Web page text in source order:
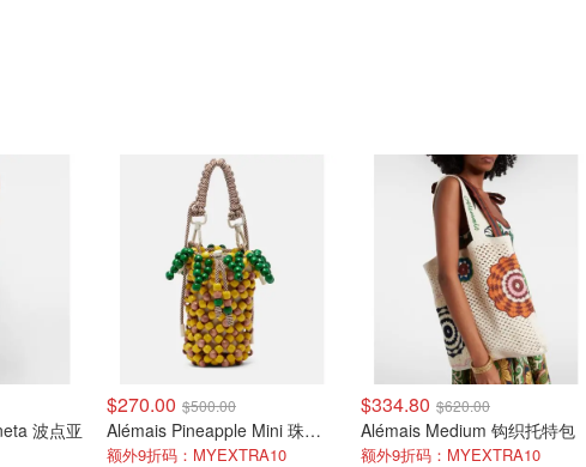
波点亚
$270.00 $500.00
Alémais Pineapple Mini 珠饰手提包
额外9折码：MYEXTRA10
$334.80 $620.00
Alémais Medium 钩织托特包
额外9折码：MYEXTRA10